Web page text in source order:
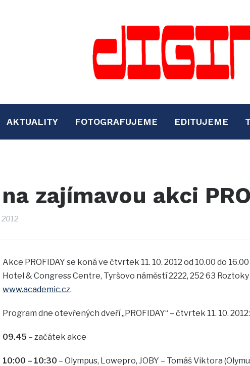
AKTUALITY FOTOGRAFUJEME EDITUJEME
zajímavou akci
2012
Akce PROFIDAY se koná ve čtvrtek 11. 10. 2012 od 10.00 do
Hotel & Congress Centre, Tyršovo náměstí 2222, 252 63
www.academic.cz.
Program dne otevřených dveří „PROFIDAY“ – čtvrtek 11. 10. 2012:
09.45 – začátek akce
10:00 – 10:30 – Olympus, Lowepro, JOBY – Tomáš Viktora